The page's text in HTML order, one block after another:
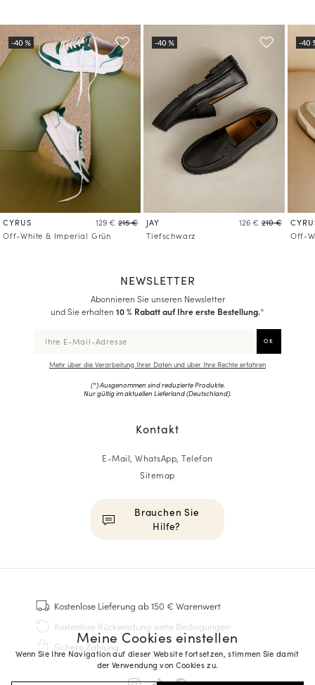
CYRUS 129 € 215 €
Off-White & Imperial Grün
JAY 126 € 210 €
Tiefschwarz
Off-
Meine Cookies einstellen
Wenn Sie Ihre Navigation auf dieser Website fortsetzen, stimmen Sie damit
der Verwendung von Cookies zu.
NEWSLETTER
Abonnieren Sie unseren Newsletter
und Sie erhalten 10 % Rabatt auf Ihre erste Bestellung.*
Mehr über die Verarbeitung Ihrer Daten und über Ihre Rechte erfahren
(*) Ausgenommen sind reduzierte Produkte.
Nur gültig im aktuellen Lieferland (Deutschland).
Kontakt
E-Mail, WhatsApp, Telefon
Sitemap
Brauchen Sie
Hilfe?
Sneakers
Goodyear genäht
Derbys & Richelieu
Richelieu-Herrenschuhe
Kostenlose Lieferung ab 150 € Warenwert
Kostenlose Rücksendung siehe Bedingungen
Sichere Zahlung